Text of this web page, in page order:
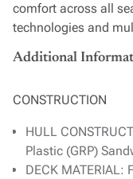
comfort across all
technologies and
Additional
CONSTRUCTION
HULL
Plastic (GRP)
DECK MATERIAL: